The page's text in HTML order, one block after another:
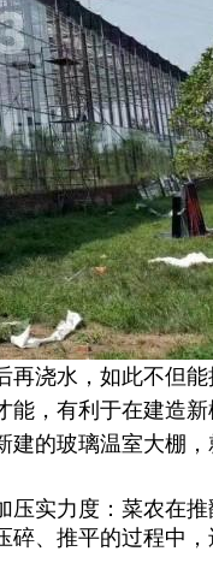
再浇水，如此不但
能，有利于在建造新
建的玻璃温室大棚
压实力度：菜农在
碎、推平的过程中，